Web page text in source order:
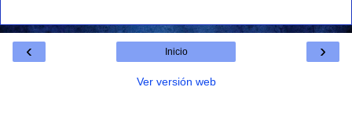
‹ ›
Inicio
Ver versión web